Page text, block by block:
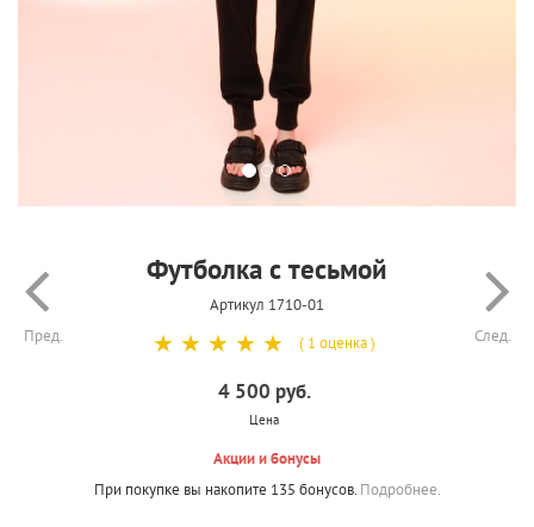
Пред.
Футболка с тесьмой
Артикул 1710-01
След.
☆
☆
☆
☆
☆ ( 1 оценка )
4 500 руб.
Цена
Акции и бонусы
При покупке вы накопите 135 бонусов. Подробнее.